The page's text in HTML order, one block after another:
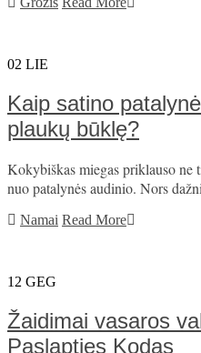
02 LIE
Kaip satino
plaukų būklę?
Kokybiškas miegas priklauso ne
nuo patalynės audinio. Nors
Namai Read More
12 GEG
Žaidimai vasaros
Paslapties Kodas